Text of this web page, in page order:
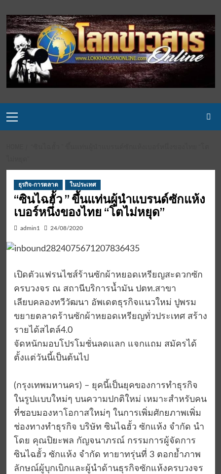
to
content
Menu
ธุรกิจ-การตลาด ในประเทศ
“ซินไฉฮั้ว ” ขึ้นแท่นผู้นำแบรนด์ซักแห้ง
เบอร์หนึ่งของไทย “โตไม่หยุด”
admin1 24/08/2020
เปิดตัวแฟรนไชส์ร้านซักผ้าหยอดเหรียญสะดวกซัก
ครบวงจร ณ สถานีบริการน้ำมัน ปตท.สาขา
เลียบคลองทวีวัฒนา อัพเดตธุรกิจแนวใหม่ ปูพรม
ขยายตลาดร้านซักผ้าหยอดเหรียญทั่วประเทศ สร้าง
รายได้สไตล์4.0
จัดหนักมอบโปรโมชั่นลดแลก แจกแถม สมัครได้
ตั้งแต่วันนี้เป็นต้นไป
(กรุงเทพมหานคร) – ยุคนี้เป็นยุคของการทำธุรกิจ
ในรูปแบบใหม่ๆ บนความปกติใหม่ เหมาะสำหรับคน
ที่ชอบมองหาโอกาสใหม่ๆ ในการเพิ่มศักยภาพเพิ่ม
ช่องทางทำธุรกิจ บริษัท ซินไฉฮั้ว ซักแห้ง จำกัด นำ
โดย คุณปิยะพล กัญจนาภรณ์ กรรมการผู้จัดการ
ซินไฉฮั้ว ซักแห้ง จำกัด ทายาทรุ่นที่ 3 ตอกย้ำภาพ
ลักษณ์ผู้บุกเบิกและผู้นำด้านธุรกิจซักแห้งครบวงจร